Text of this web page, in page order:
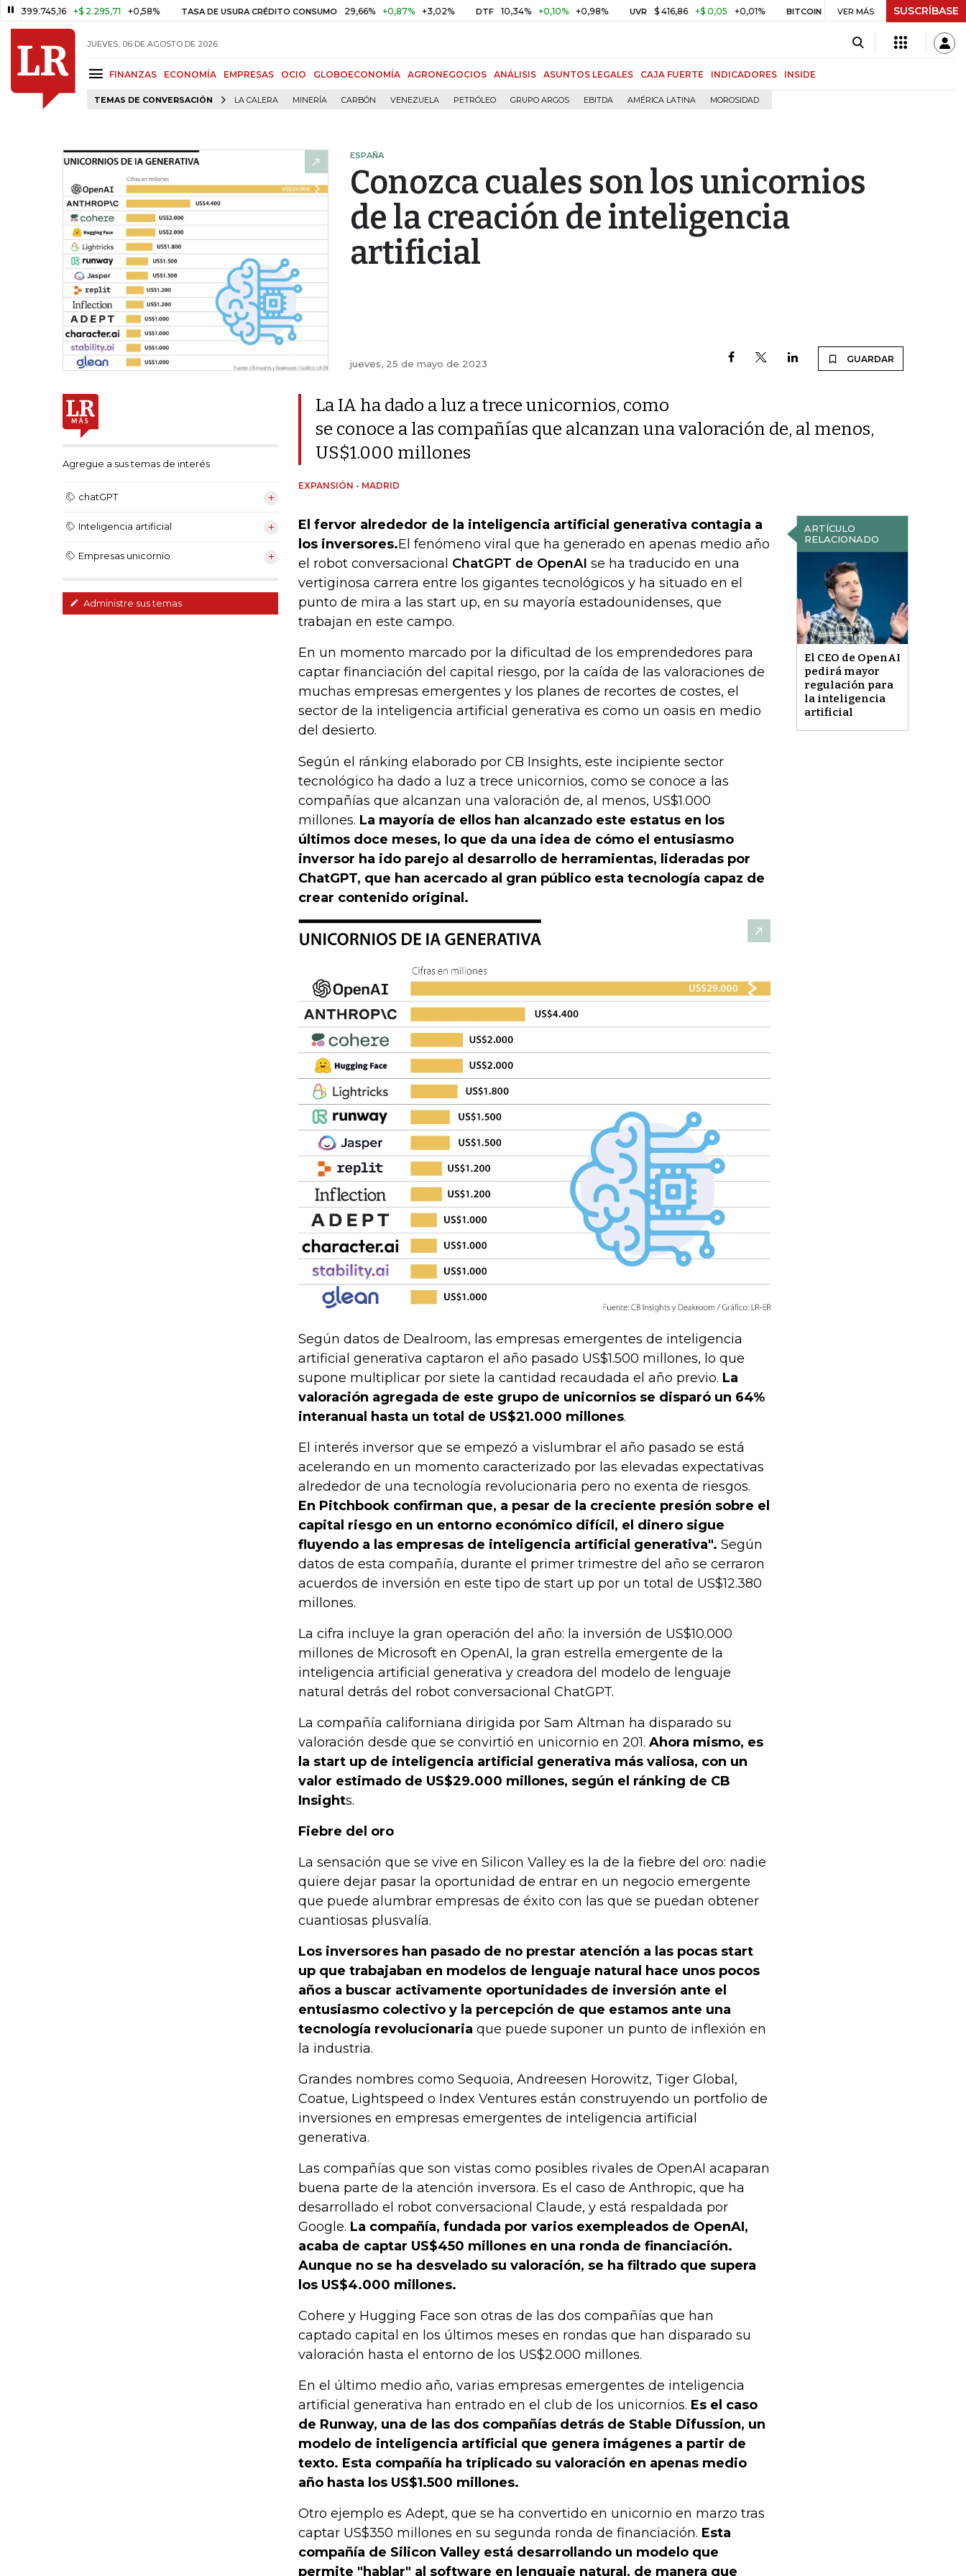
+$ 2.295,71 +0,58% TASA DE USURA CRÉDITO CONSUMO 29,66% +0,87% +3,02% DTF 10,34% +0,10% +0,98% UVR $ 416,86 +$ 0,05 +0,01% BITCOIN US$ 64.968,40 US$ 856,80 +1,34%
VER MÁS SUSCRÍBASE
JUEVES, 06 DE AGOSTO DE 2026
FINANZAS ECONOMÍA EMPRESAS OCIO GLOBOECONOMÍA AGRONEGOCIOS ANÁLISIS ASUNTOS LEGALES CAJA FUERTE INDICADORES INSIDE
TEMAS DE CONVERSACIÓN LA CALERA MINERÍA CARBÓN VENEZUELA PETRÓLEO GRUPO ARGOS EBITDA AMÉRICA LATINA MOROSIDAD
ESPAÑA
Conozca cuales son los unicornios
de la creación de inteligencia
artificial
jueves, 25 de mayo de 2023 GUARDAR
Agregue a sus temas de interés
chatGPT
Inteligencia artificial
Empresas unicornio
Administre sus temas
La IA ha dado a luz a trece unicornios, como
se conoce a las compañías que alcanzan una valoración de, al menos,
US$1.000 millones
EXPANSIÓN - MADRID
ARTÍCULO
RELACIONADO
El CEO de OpenAI
pedirá mayor
regulación para
la inteligencia
artificial
El fervor alrededor de la inteligencia artificial generativa contagia a
los inversores.El fenómeno viral que ha generado en apenas medio año
el robot conversacional ChatGPT de OpenAI se ha traducido en una
vertiginosa carrera entre los gigantes tecnológicos y ha situado en el
punto de mira a las start up, en su mayoría estadounidenses, que
trabajan en este campo.
En un momento marcado por la dificultad de los emprendedores para
captar financiación del capital riesgo, por la caída de las valoraciones de
muchas empresas emergentes y los planes de recortes de costes, el
sector de la inteligencia artificial generativa es como un oasis en medio
del desierto.
Según el ránking elaborado por CB Insights, este incipiente sector
tecnológico ha dado a luz a trece unicornios, como se conoce a las
compañías que alcanzan una valoración de, al menos, US$1.000
millones. La mayoría de ellos han alcanzado este estatus en los
últimos doce meses, lo que da una idea de cómo el entusiasmo
inversor ha ido parejo al desarrollo de herramientas, lideradas por
ChatGPT, que han acercado al gran público esta tecnología capaz de
crear contenido original.
Según datos de Dealroom, las empresas emergentes de inteligencia
artificial generativa captaron el año pasado US$1.500 millones, lo que
supone multiplicar por siete la cantidad recaudada el año previo. La
valoración agregada de este grupo de unicornios se disparó un 64%
interanual hasta un total de US$21.000 millones.
El interés inversor que se empezó a vislumbrar el año pasado se está
acelerando en un momento caracterizado por las elevadas expectativas
alrededor de una tecnología revolucionaria pero no exenta de riesgos.
En Pitchbook confirman que, a pesar de la creciente presión sobre el
capital riesgo en un entorno económico difícil, el dinero sigue
fluyendo a las empresas de inteligencia artificial generativa". Según
datos de esta compañía, durante el primer trimestre del año se cerraron
acuerdos de inversión en este tipo de start up por un total de US$12.380
millones.
La cifra incluye la gran operación del año: la inversión de US$10.000
millones de Microsoft en OpenAI, la gran estrella emergente de la
inteligencia artificial generativa y creadora del modelo de lenguaje
natural detrás del robot conversacional ChatGPT.
La compañía californiana dirigida por Sam Altman ha disparado su
valoración desde que se convirtió en unicornio en 201. Ahora mismo, es
la start up de inteligencia artificial generativa más valiosa, con un
valor estimado de US$29.000 millones, según el ránking de CB
Insights.
Fiebre del oro
La sensación que se vive en Silicon Valley es la de la fiebre del oro: nadie
quiere dejar pasar la oportunidad de entrar en un negocio emergente
que puede alumbrar empresas de éxito con las que se puedan obtener
cuantiosas plusvalía.
Los inversores han pasado de no prestar atención a las pocas start
up que trabajaban en modelos de lenguaje natural hace unos pocos
años a buscar activamente oportunidades de inversión ante el
entusiasmo colectivo y la percepción de que estamos ante una
tecnología revolucionaria que puede suponer un punto de inflexión en
la industria.
Grandes nombres como Sequoia, Andreesen Horowitz, Tiger Global,
Coatue, Lightspeed o Index Ventures están construyendo un portfolio de
inversiones en empresas emergentes de inteligencia artificial
generativa.
Las compañías que son vistas como posibles rivales de OpenAI acaparan
buena parte de la atención inversora. Es el caso de Anthropic, que ha
desarrollado el robot conversacional Claude, y está respaldada por
Google. La compañía, fundada por varios exempleados de OpenAI,
acaba de captar US$450 millones en una ronda de financiación.
Aunque no se ha desvelado su valoración, se ha filtrado que supera
los US$4.000 millones.
Cohere y Hugging Face son otras de las dos compañías que han
captado capital en los últimos meses en rondas que han disparado su
valoración hasta el entorno de los US$2.000 millones.
En el último medio año, varias empresas emergentes de inteligencia
artificial generativa han entrado en el club de los unicornios. Es el caso
de Runway, una de las dos compañías detrás de Stable Difussion, un
modelo de inteligencia artificial que genera imágenes a partir de
texto. Esta compañía ha triplicado su valoración en apenas medio
año hasta los US$1.500 millones.
Otro ejemplo es Adept, que se ha convertido en unicornio en marzo tras
captar US$350 millones en su segunda ronda de financiación. Esta
compañía de Silicon Valley está desarrollando un modelo que
permite "hablar" al software en lenguaje natural, de manera que